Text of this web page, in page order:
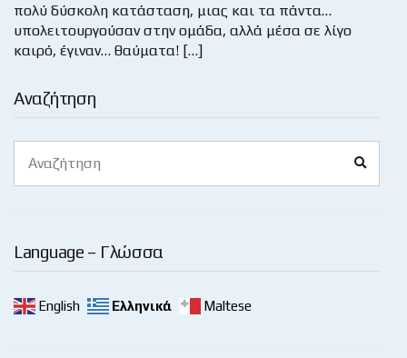
Αναζήτηση
for:
Language – Γλώσσα
English Ελληνικά Maltese
πολύ δύσκολη κατάσταση, μιας και τα πάντα…
υπολειτουργούσαν στην ομάδα, αλλά μέσα σε λίγο
καιρό, έγιναν… θαύματα! […]